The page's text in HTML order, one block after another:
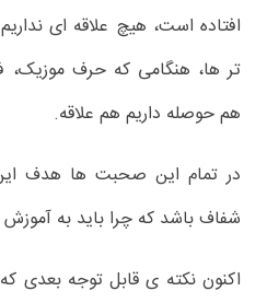
افتاده است، هیچ علاقه ای
تر ها، هنگامی که حرف موزیک،
هم حوصله داریم هم علاقه.
در تمام این صحبت ها هدف این
شفاف باشد که چرا باید به آموزش
اکنون نکته ی قابل توجه بعدی